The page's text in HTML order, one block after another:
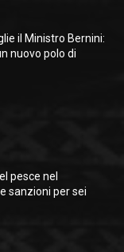
il Ministro Bernini:
nuovo polo di
pesce nel
sanzioni per sei